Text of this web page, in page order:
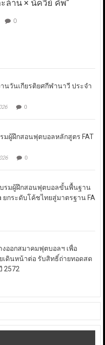
ล้าน × นัควีย์ คัพ”
0
านวันเกียรติยศกีฬานาวี ประจำ
0
รมผู้ฝึกสอนฟุตบอลหลักสูตร FAT
0
บรมผู้ฝึกสอนฟุตบอลขั้นพื้นฐาน
ยกระดับโค้ชไทยสู่มาตรฐาน FA
ออกสมาคมฟุตบอลฯ เพื่อ
เดินหน้าต่อ รับสิทธิ์ถ่ายทอดสด
2572